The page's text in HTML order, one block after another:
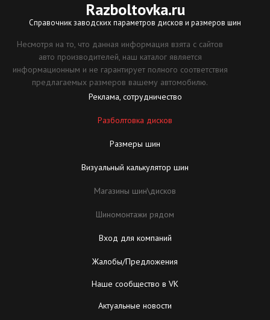
Razboltovka.ru
Справочник заводских параметров дисков и размеров шин
Несмотря на то, что данная информация взята с сайтов
авто производителей, наш каталог является
информационным и не гарантирует полного соответствия
предлагаемых размеров вашему автомобилю.
Реклама, сотрудничество
Разболтовка дисков
Размеры шин
Визуальный калькулятор шин
Магазины шин\дисков
Шиномонтажи рядом
Вход для компаний
Жалобы/Предложения
Наше сообщество в VK
Актуальные новости